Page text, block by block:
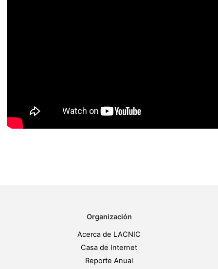
Organización
Acerca de LACNIC
Casa de Internet
Reporte Anual